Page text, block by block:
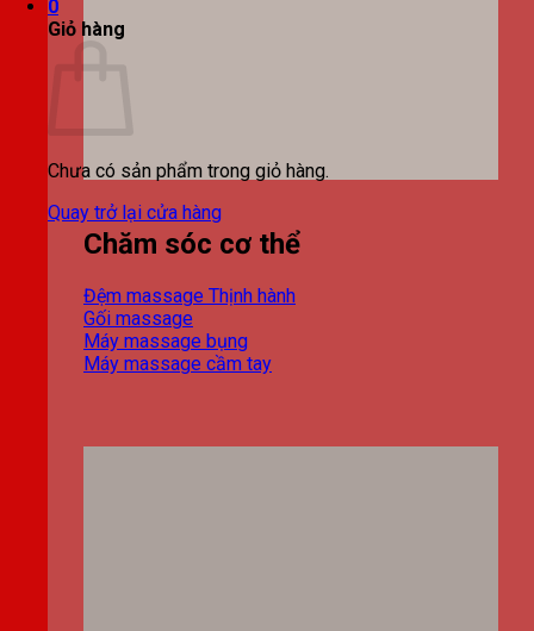
0
Giỏ hàng
Chưa có sản phẩm trong giỏ hàng.
Quay trở lại cửa hàng
Chăm sóc cơ thể
Đệm massage
Gối massage
Máy massage bụng
Máy massage cầm tay